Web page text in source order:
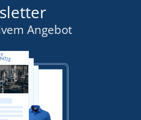
Angebot